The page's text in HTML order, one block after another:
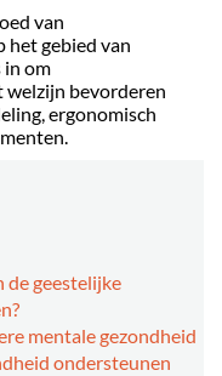
van
gebied van
in om
welzijn bevorderen
ergonomisch
de geestelijke
mentale gezondheid
ondersteunen